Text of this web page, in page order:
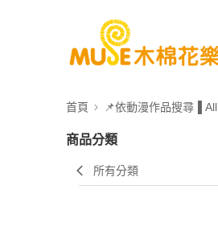
首頁 📌依動漫作品搜尋▐
商品分類
所有分類